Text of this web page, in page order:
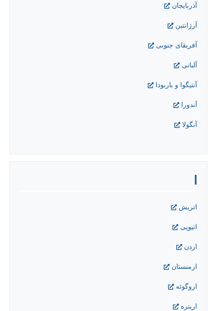
آذربایجان
آرژانتین
آفریقای جنوبی
آلبانی
آنتیگوا و باربودا
آندورا
آنگولا
ا
اتریش
اتیوپی
اردن
ارمنستان
اروگوئه
اريتره